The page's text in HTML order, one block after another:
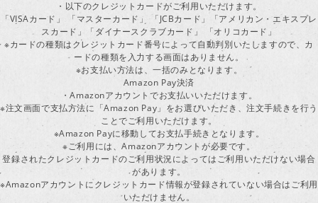
・以下のクレジットカードがご利用いただけます。
「VISAカード」 「マスターカード」 「JCBカード」「アメリカン・エキスプレ
スカード」「ダイナースクラブカード」 「オリコカード」
※カードの種類はクレジットカード番号によって自動判別いたしますので、カ
ードの種類を入力する画面はありません。
※お支払い方法は、一括のみとなります。
Amazon Pay決済
・Amazonアカウントでお支払いいただけます。
※注文画面で支払方法に「Amazon Pay」をお選びいただき、注文手続きを行う
ことでご利用いただけます。
※Amazon Payに移動してお支払手続きとなります。
※ご利用には、Amazonアカウントが必要です。
登録されたクレジットカードのご利用状況によってはご利用いただけない場合
があります。
※Amazonアカウントにクレジットカード情報が登録されていない場合はご利用
いただけません。